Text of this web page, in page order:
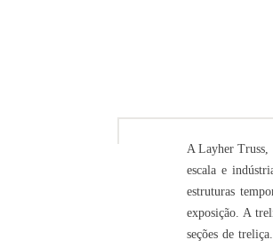
A Layher Truss,
escala e
estruturas
exposição. A
seções de